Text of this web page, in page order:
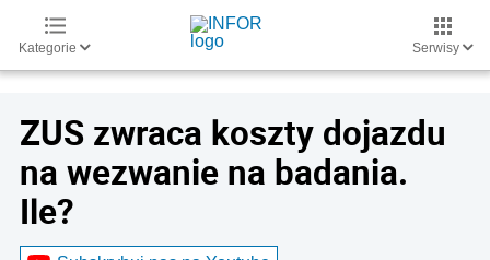
Kategorie Serwisy
ZUS zwraca koszty dojazdu
na wezwanie na badania.
Ile?